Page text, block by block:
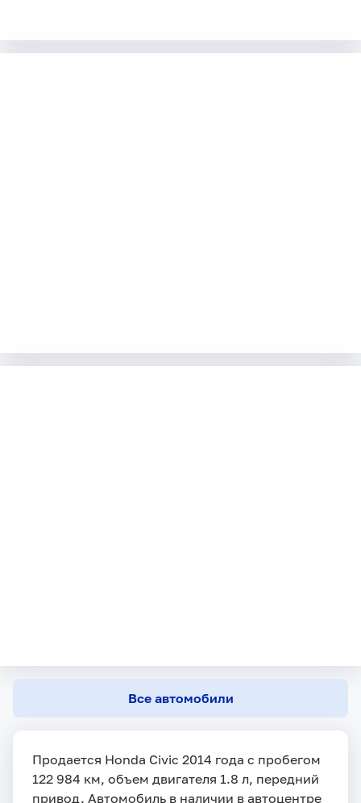
Все автомобили
Продается Honda Civic 2014 года с пробегом
122 984 км, объем двигателя 1.8 л, передний
привод. Автомобиль в наличии в автоцентре